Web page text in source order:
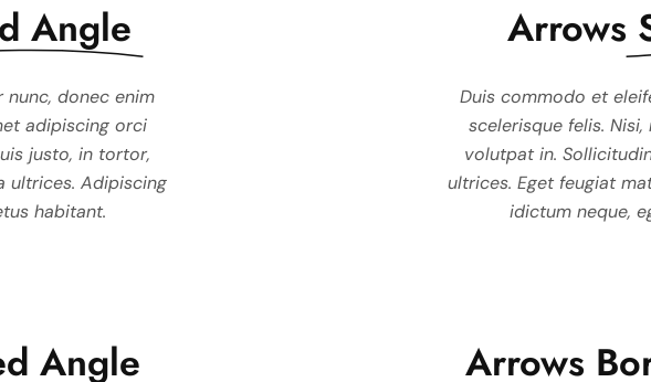
Angle
donec enim
adipiscing orci
justo, in tortor,
ultrices. Adipiscing
habitant.
Duis commodo et eleifend auctor nunc,
scelerisque felis. Nisi, mauris, amet
volutpat in. Sollicitudin sagittis quis justo, in
ultrices. Eget feugiat mattis gravida ultrices.
idictum neque, eget duis netus
Arrows
et eleifend auctor nunc, donec enim
felis. Nisi, mauris, amet adipiscing orci
Sollicitudin sagittis quis justo, in tortor,
feugiat mattis gravida ultrices. Adipiscing
neque, eget duis netus habitant.
Duis commodo et
scelerisque felis.
volutpat in.
ultrices. Eget feugiat
idictum neque,
Angle Arrows